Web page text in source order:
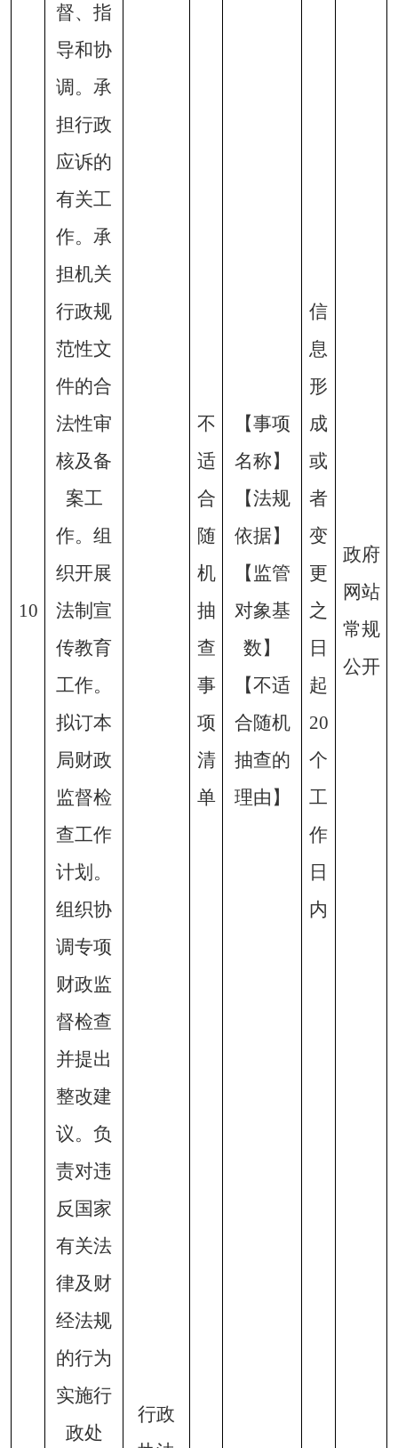
行政
10
督、指
导和协
调。承
担行政
应诉的
有关工
作。承
担机关
行政规
范性文
件的合
法性审
核及备
案工
作。组
织开展
法制宣
传教育
工作。
拟订本
局财政
监督检
查工作
计划。
组织协
调专项
财政监
督检查
并提出
整改建
议。负
责对违
反国家
有关法
律及财
经法规
的行为
实施行
政处
不
适
合
随
机
抽
查
事
项
清
单
【事项
名称】
【法规
依据】
【监管
对象基
数】
【不适
合随机
抽查的
理由】
信
息
形
成
或
者
变
更
之
日
起
20
个
工
作
日
内
政府
网站
常规
公开